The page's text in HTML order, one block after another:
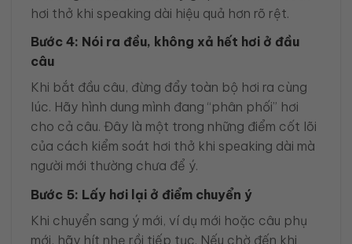
hơi thở khi speaking dài hiệu quả hơn rõ rệt.
Bước 4: Nói ra đều, không xả hết hơi ở đầu
câu
Khi bắt đầu câu, đừng đẩy toàn bộ hơi ra cùng
lúc. Hãy hình dung mình đang “phân phối” hơi
cho cả câu. Đây là một trong những điểm cốt lõi
của cách kiểm soát hơi thở khi speaking dài mà
người mới thường chưa để ý.
Bước 5: Lấy hơi lại ở điểm chuyển ý
Khi chuyển sang ý mới, ví dụ mới hoặc câu phụ
mới, hãy hít nhẹ rồi tiếp tục. Nếu chờ đến khi